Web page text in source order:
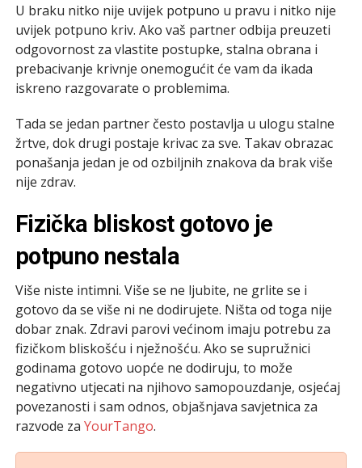
U braku nitko nije uvijek potpuno u pravu i nitko nije
uvijek potpuno kriv. Ako vaš partner odbija preuzeti
odgovornost za vlastite postupke, stalna obrana i
prebacivanje krivnje onemogućit će vam da ikada
iskreno razgovarate o problemima.
Tada se jedan partner često postavlja u ulogu stalne
žrtve, dok drugi postaje krivac za sve. Takav obrazac
ponašanja jedan je od ozbiljnih znakova da brak više
nije zdrav.
Fizička bliskost gotovo je
potpuno nestala
Više niste intimni. Više se ne ljubite, ne grlite se i
gotovo da se više ni ne dodirujete. Ništa od toga nije
dobar znak. Zdravi parovi većinom imaju potrebu za
fizičkom bliskošću i nježnošću. Ako se supružnici
godinama gotovo uopće ne dodiruju, to može
negativno utjecati na njihovo samopouzdanje, osjećaj
povezanosti i sam odnos, objašnjava savjetnica za
razvode za YourTango.